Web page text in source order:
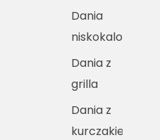
Dania
niskokaloryczne
Dania z
grilla
Dania z
kurczakiem